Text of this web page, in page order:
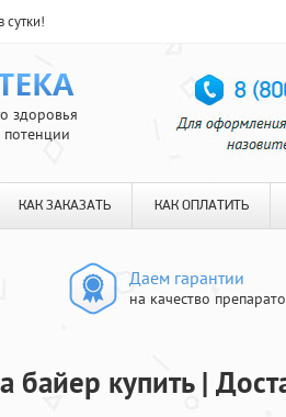
сутки!
здоровья
КАК ЗАКАЗАТЬ КАК ОПЛАТИТЬ
Даем гарантии
на качество
байер купить |